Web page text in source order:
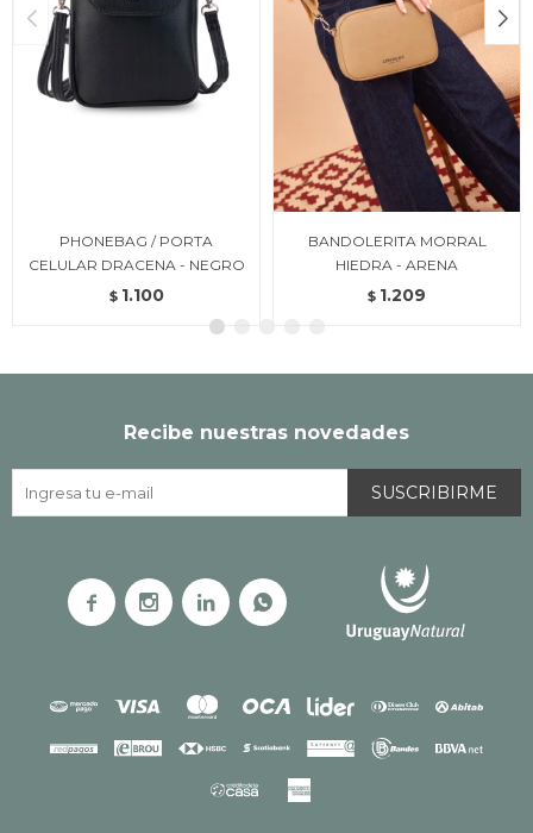
PHONEBAG / PORTA
CELULAR DRACENA - NEGRO
$ 1.100
BANDOLERITA MORRAL
HIEDRA - ARENA
$ 1.209
Recibe nuestras novedades
SUSCRIBIRME
   